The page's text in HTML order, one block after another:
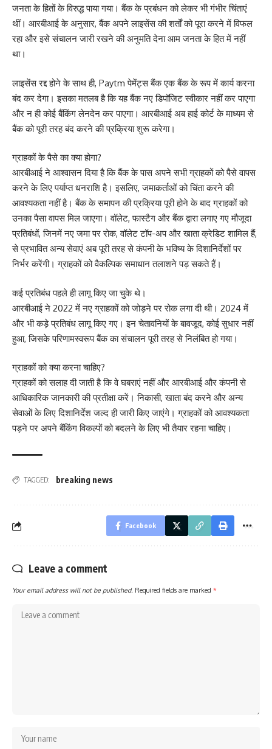
जनता के हितों के विरुद्ध पाया गया। बैंक के प्रबंधन को लेकर भी गंभीर चिंताएं
थीं। आरबीआई के अनुसार, बैंक अपने लाइसेंस की शर्तों को पूरा करने में विफल
रहा और इसे संचालन जारी रखने की अनुमति देना आम जनता के हित में नहीं
था।
लाइसेंस रद्द होने के साथ ही, Paytm पेमेंट्स बैंक एक बैंक के रूप में कार्य करना
बंद कर देगा। इसका मतलब है कि यह बैंक नए डिपॉजिट स्वीकार नहीं कर पाएगा
और न ही कोई बैंकिंग लेनदेन कर पाएगा। आरबीआई अब हाई कोर्ट के माध्यम से
बैंक को पूरी तरह बंद करने की प्रक्रिया शुरू करेगा।
ग्राहकों के पैसे का क्या होगा?
आरबीआई ने आश्वासन दिया है कि बैंक के पास अपने सभी ग्राहकों को पैसे वापस
करने के लिए पर्याप्त धनराशि है। इसलिए, जमाकर्ताओं को चिंता करने की
आवश्यकता नहीं है। बैंक के समापन की प्रक्रिया पूरी होने के बाद ग्राहकों को
उनका पैसा वापस मिल जाएगा। वॉलेट, फास्टैग और बैंक द्वारा लगाए गए मौजूदा
प्रतिबंधों, जिनमें नए जमा पर रोक, वॉलेट टॉप-अप और खाता क्रेडिट शामिल हैं,
से प्रभावित अन्य सेवाएं अब पूरी तरह से कंपनी के भविष्य के दिशानिर्देशों पर
निर्भर करेंगी। ग्राहकों को वैकल्पिक समाधान तलाशने पड़ सकते हैं।
कई प्रतिबंध पहले ही लागू किए जा चुके थे।
आरबीआई ने 2022 में नए ग्राहकों को जोड़ने पर रोक लगा दी थी। 2024 में
और भी कड़े प्रतिबंध लागू किए गए। इन चेतावनियों के बावजूद, कोई सुधार नहीं
हुआ, जिसके परिणामस्वरूप बैंक का संचालन पूरी तरह से निलंबित हो गया।
ग्राहकों को क्या करना चाहिए?
ग्राहकों को सलाह दी जाती है कि वे घबराएं नहीं और आरबीआई और कंपनी से
आधिकारिक जानकारी की प्रतीक्षा करें। निकासी, खाता बंद करने और अन्य
सेवाओं के लिए दिशानिर्देश जल्द ही जारी किए जाएंगे। ग्राहकों को आवश्यकता
पड़ने पर अपने बैंकिंग विकल्पों को बदलने के लिए भी तैयार रहना चाहिए।
TAGGED: breaking news
Facebook
Leave a comment
Your email address will not be published. Required fields are marked *